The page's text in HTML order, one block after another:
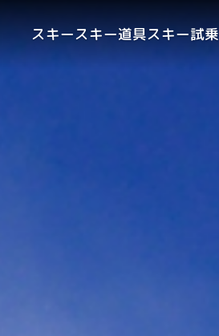
スキースキー道具スキー試乗